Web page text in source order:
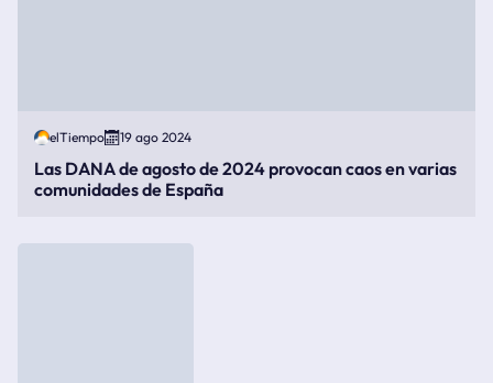
elTiempo 19 ago 2024
Las DANA de agosto de 2024 provocan caos en varias
comunidades de España